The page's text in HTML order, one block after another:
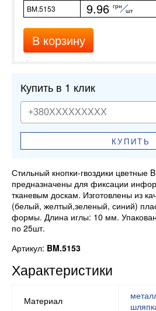
BM.5153 9.96 грн
шт
В корзину
Купить в 1 клик
КУПИТЬ
Стильный кнопки-гвоздики цветные
предназначены для фиксации
тканевым доскам. Изготовлены из
(белый, желтый,зеленый, синий)
формы. Длина иглы: 10 мм.
по 25шт.
Артикул: BM.5153
Характеристики
Материал